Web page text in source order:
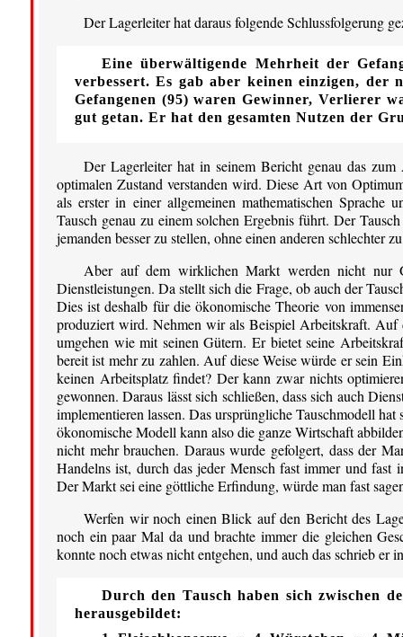
Der Lagerleiter hat daraus folgende Schlussfolgerung
Eine überwältigende Mehrheit der
verbessert. Es gab aber keinen einzigen, der
Gefangenen (95) waren Gewinner, Verlierer
gut getan. Er hat den gesamten Nutzen der
Der Lagerleiter hat in seinem Bericht genau das
optimalen Zustand verstanden wird. Diese Art von
als erster in einer allgemeinen mathematischen Sprache
Tausch genau zu einem solchen Ergebnis führt. Der
jemanden besser zu stellen, ohne einen anderen schlechter
Aber auf dem wirklichen Markt werden nicht nur
Dienstleistungen. Da stellt sich die Frage, ob auch der
Dies ist deshalb für die ökonomische Theorie von
produziert wird. Nehmen wir als Beispiel Arbeitskraft.
umgehen wie mit seinen Gütern. Er bietet seine
bereit ist mehr zu zahlen. Auf diese Weise würde er sein
keinen Arbeitsplatz findet? Der kann zwar nichts
gewonnen. Daraus lässt sich schließen, dass sich auch
implementieren lassen. Das ursprüngliche Tauschmodell
ökonomische Modell kann also die ganze Wirtschaft
nicht mehr brauchen. Daraus wurde gefolgert, dass der
Handelns ist, durch das jeder Mensch fast immer und
Der Markt sei eine göttliche Erfindung, würde man fast
Werfen wir noch einen Blick auf den Bericht des
noch ein paar Mal da und brachte immer die gleichen
konnte noch etwas nicht entgehen, und auch das schrieb er
Durch den Tausch haben sich zwischen
herausgebildet: